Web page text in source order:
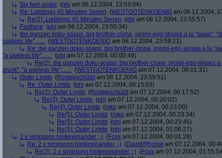
Six feet under (phj am 06.12.2004, 23:53:04)
Re: Lieblings 45 Minuten Serien (WESTGOTENKOENIG am 06.12.2004,
Re(2): Lieblings 45 Minuten Serien (phj am 06.12.2004, 23:55:57)
Fastlane (phj am 06.12.2004, 23:55:34)
die ganzen doku-soaps, big brother-clone, promi-ego-shows a la "swan",
useless life",...... (WESTGOTENKOENIG am 06.12.2004, 23:59:21)
Re: die ganzen doku-soaps, big brother-clone, promi-ego-shows a la
"a useless life",...... (phj am 07.12.2004, 00:00:49)
Re(2): die ganzen doku-soaps, big brother-clone, promi-ego-shows
zruck", "a useless life",...... (WESTGOTENKOENIG am 07.12.2004, 00:01:31)
Outer Limits (Rostgeschützt am 06.12.2004, 23:59:51)
Re: Outer Limits (phj am 07.12.2004, 00:15:03)
Re(2): Outer Limits (Rostgeschützt am 07.12.2004, 00:17:52)
Re(3): Outer Limits (phj am 07.12.2004, 00:20:02)
Re(4): Outer Limits (mko am 07.12.2004, 00:23:00)
Re(5): Outer Limits (mko am 07.12.2004, 00:23:34)
Re(5): Outer Limits (phj am 07.12.2004, 00:23:45)
Re(5): Outer Limits (phj am 07.12.2004, 01:06:27)
2 x simpsons hintereinander ;-) (Foxx am 07.12.2004, 00:01:28)
Re: 2 x simpsons hintereinander ;-) (David@home am 07.12.2004,
Re(2): 2 x simpsons hintereinander ;-) (Foxx am 07.12.2004,